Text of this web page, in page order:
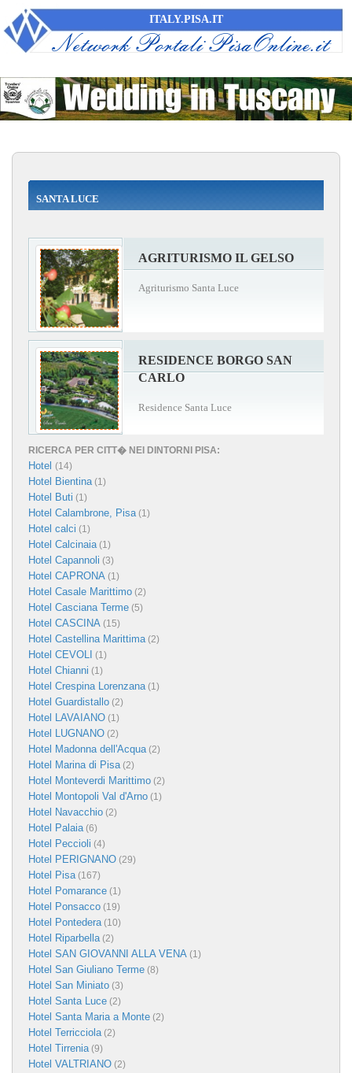
ITALY.PISA.IT
SANTA LUCE
AGRITURISMO IL GELSO
Agriturismo Santa Luce
RESIDENCE BORGO SAN
CARLO
Residence Santa Luce
RICERCA PER CITT� NEI DINTORNI PISA:
Hotel (14)
Hotel Bientina(1)
Hotel Buti (1)
Hotel Calambrone, Pisa(1)
Hotel calci (1)
Hotel Calcinaia(1)
Hotel Capannoli (3)
Hotel CAPRONA (1)
Hotel Casale Marittimo (2)
Hotel Casciana Terme (5)
Hotel CASCINA (15)
Hotel Castellina Marittima(2)
Hotel CEVOLI (1)
Hotel Chianni (1)
Hotel Crespina Lorenzana(1)
Hotel Guardistallo (2)
Hotel LAVAIANO (1)
Hotel LUGNANO (2)
Hotel Madonna dell'Acqua(2)
Hotel Marina di Pisa(2)
Hotel Monteverdi Marittimo (2)
Hotel Montopoli Val d'Arno (1)
Hotel Navacchio (2)
Hotel Palaia(6)
Hotel Peccioli (4)
Hotel PERIGNANO (29)
Hotel Pisa(167)
Hotel Pomarance (1)
Hotel Ponsacco (19)
Hotel Pontedera(10)
Hotel Riparbella(2)
Hotel SAN GIOVANNI ALLA VENA (1)
Hotel San Giuliano Terme (8)
Hotel San Miniato (3)
Hotel Santa Luce (2)
Hotel Santa Maria a Monte (2)
Hotel Terricciola(2)
Hotel Tirrenia(9)
Hotel VALTRIANO (2)